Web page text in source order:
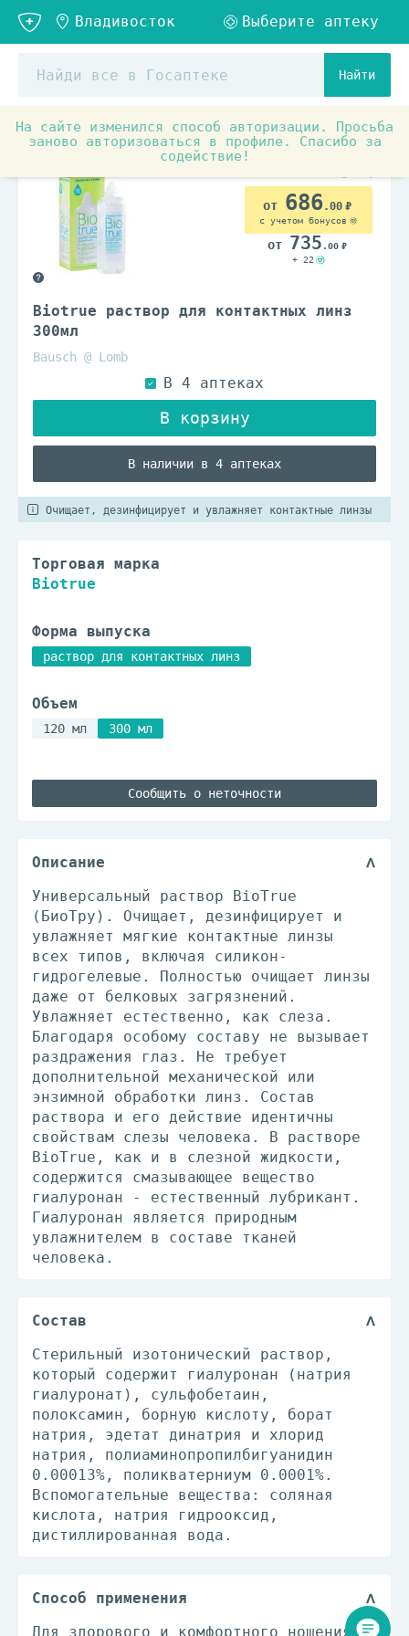
Найти
На сайте изменился способ авторизации. Просьба
заново авторизоваться в профиле. Спасибо за
содействие!
Оптика Средства для линз
Biotrue раствор для контактных линз
300мл
Bausch @ Lomb
В наличии в 4 аптеках
686.00
с учетом бонусов
735 .00
+ 22
Очищает, дезинфицирует и увлажняет контактные линзы
Торговая марка
Biotrue
Форма выпуска
раствор для контактных линз
Объем
120 мл 300 мл
Сообщить о неточности
Описание
Универсальный раствор BioTrue
(БиоТру). Очищает, дезинфицирует и
увлажняет мягкие контактные линзы
всех типов, включая силикон-
гидрогелевые. Полностью очищает линзы
даже от белковых загрязнений.
Увлажняет естественно, как слеза.
Благодаря особому составу не вызывает
раздражения глаз. Не требует
дополнительной механической или
энзимной обработки линз. Состав
раствора и его действие идентичны
свойствам слезы человека. В растворе
BioTrue, как и в слезной жидкости,
содержится смазывающее вещество
гиалуронан - естественный лубрикант.
Гиалуронан является природным
увлажнителем в составе тканей
человека.
Состав
Cтерильный изотонический раствор,
который содержит гиалуронан (натрия
гиалуронат), сульфобетаин,
полоксамин, борную кислоту, борат
натрия, эдетат динатрия и хлорид
натрия, полиаминопропилбигуанидин
0.00013%, поликватерниум 0.0001%.
Вспомогательные вещества: соляная
кислота, натрия гидрооксид,
дистиллированная вода.
Способ применения
Для здорового и комфортного ношения